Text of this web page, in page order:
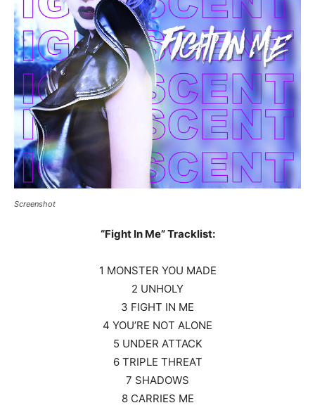
Screenshot
“Fight In Me” Tracklist:
1 MONSTER YOU MADE
2 UNHOLY
3 FIGHT IN ME
4 YOU’RE NOT ALONE
5 UNDER ATTACK
6 TRIPLE THREAT
7 SHADOWS
8 CARRIES ME